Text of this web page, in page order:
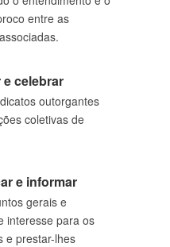
entre as
celebrar
outorgantes
coletivas de
e informar
gerais e
interesse para os
e prestar-lhes